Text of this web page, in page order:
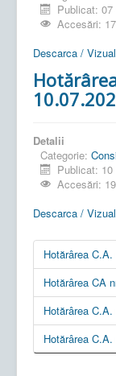
Publicat:
Accesări:
Descarca /
Detalii
Categorie:
Publicat:
Accesări:
Descarca /
Hotărârea
Hotărârea CA
Hotărârea
Hotărârea